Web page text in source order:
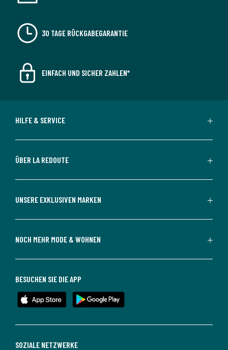
30 TAGE RÜCKGABEGARANTIE
EINFACH UND SICHER ZAHLEN*
HILFE & SERVICE
ÜBER LA REDOUTE
UNSERE EXKLUSIVEN MARKEN
NOCH MEHR MODE & WOHNEN
SOZIALE NETZWERKE
BESUCHEN SIE DIE APP